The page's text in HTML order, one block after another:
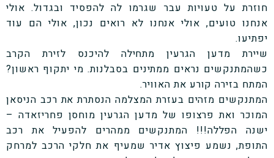
חוזרת על טעויות עבר שגרמו לה להפסיד ובגדול. אולי
אנחנו טועים, אולי אנחנו לא רואים נכון, אולי הם עוד
יפתיעו.
שיירת מדען הגרעין מתחילה להיכנס לזירת הקרב
כשהמתנקשים נראים ממתינים בסבלנות. מי יתקוף ראשון?
המתח בזירה קורע את האוויר.
המתנקשים מזהים בעזרת המצלמה הנסתרת את רכב הניסאן
המוכר ואת פרצופו של מדען הגרעין מוחסן פחריזאדה –
ישנה הפללה!!! המתנקשים ממהרים להפעיל את רכב
התופת, נשמע פיצוץ אדיר שמעיף את חלקי הרכב למרחק